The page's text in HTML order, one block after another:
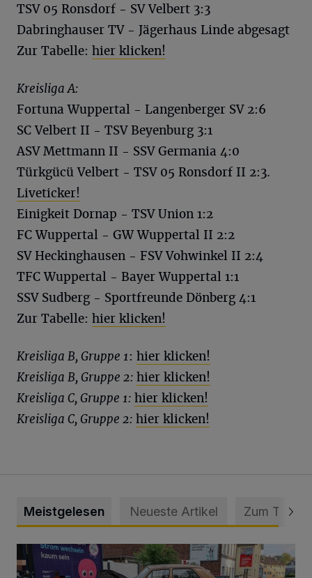
TSV 05 Ronsdorf - SV Velbert 3:3
Dabringhauser TV - Jägerhaus Linde abgesagt
Zur Tabelle: hier klicken!
Kreisliga A:
Fortuna Wuppertal - Langenberger SV 2:6
SC Velbert II - TSV Beyenburg 3:1
ASV Mettmann II - SSV Germania 4:0
Türkgücü Velbert - TSV 05 Ronsdorf II 2:3.
Liveticker!
Einigkeit Dornap - TSV Union 1:2
FC Wuppertal - GW Wuppertal II 2:2
SV Heckinghausen - FSV Vohwinkel II 2:4
TFC Wuppertal - Bayer Wuppertal 1:1
SSV Sudberg - Sportfreunde Dönberg 4:1
Zur Tabelle: hier klicken!
Kreisliga B, Gruppe 1: hier klicken!
Kreisliga B, Gruppe 2: hier klicken!
Kreisliga C, Gruppe 1: hier klicken!
Kreisliga C, Gruppe 2: hier klicken!
Meistgelesen Neueste Artikel Zum Thema
Schwerer Unfall mit 2,48 Promille